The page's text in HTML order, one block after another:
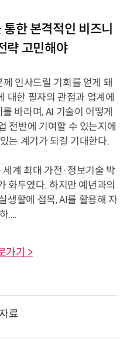
한 본격적인 비즈니
략 고민해야
인사드릴 기회를 얻게 돼
대한 필자의 관점과 업계에
바라며, AI 기술이 어떻게
전반에 기여할 수 있는지에
는 계기가 되길 기대한다.
계 최대 가전·정보기술 박
화두였다. 하지만 예년과의
생활에 접목, AI를 활용해 자
....
가기 >
료